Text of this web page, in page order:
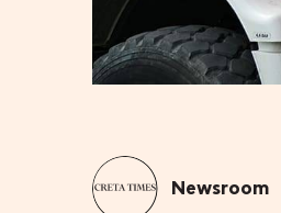
Newsroom